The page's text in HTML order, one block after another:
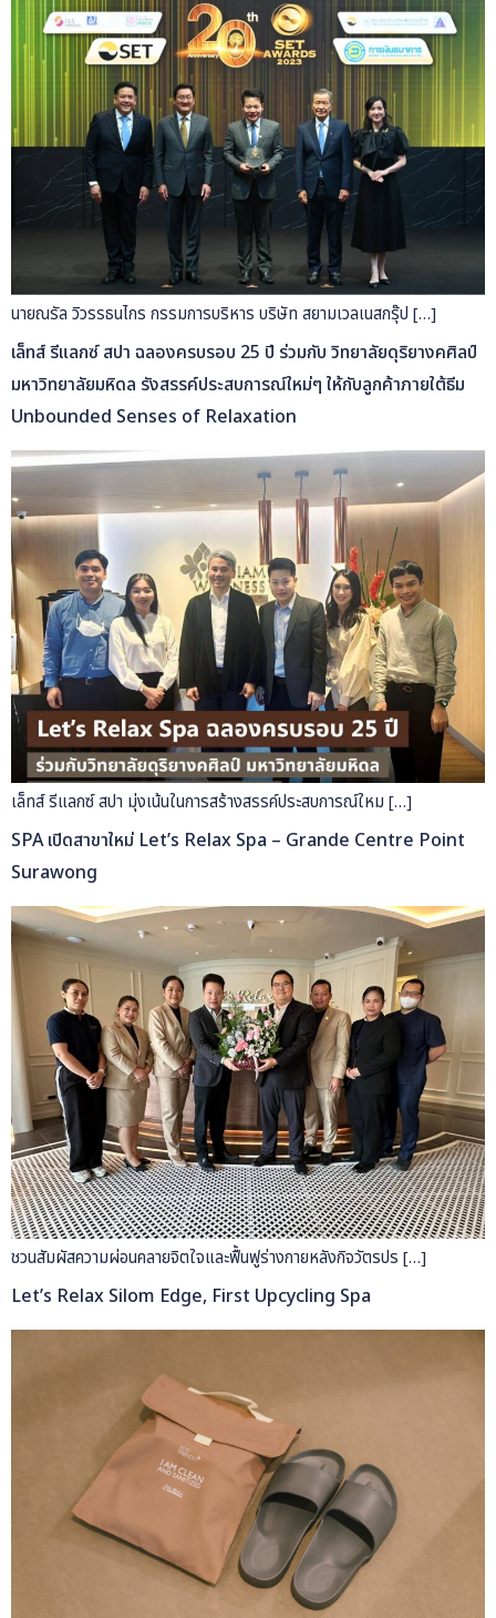
นายณรัล วิวรรธนไกร กรรมการบริหาร บริษัท สยามเวลเนสกรุ๊ป […]
เล็ทส์ รีแลกซ์ สปา ฉลองครบรอบ 25 ปี ร่วมกับ วิทยาลัยดุริยางคศิลป์
มหาวิทยาลัยมหิดล รังสรรค์ประสบการณ์ใหม่ๆ ให้กับลูกค้าภายใต้ธีม
Unbounded Senses of Relaxation
เล็ทส์ รีแลกซ์ สปา มุ่งเน้นในการสร้างสรรค์ประสบการณ์ใหม […]
SPA เปิดสาขาใหม่ Let’s Relax Spa – Grande Centre Point
Surawong
ชวนสัมผัสความผ่อนคลายจิตใจและฟื้นฟูร่างกายหลังกิจวัตรปร […]
Let’s Relax Silom Edge, First Upcycling Spa